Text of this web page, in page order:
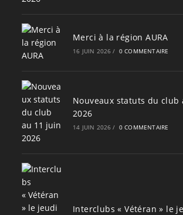
Merci à la région AURA
16 JUIN 2026 / 0 COMMENTAIRE
Nouveaux statuts du club
2026
14 JUIN 2026 / 0 COMMENTAIRE
Interclubs « Vétéran » le